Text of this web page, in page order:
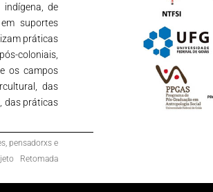
de
suportes
práticas
coloniais,
os campos
das
das práticas
pensadorxs e
Retomada